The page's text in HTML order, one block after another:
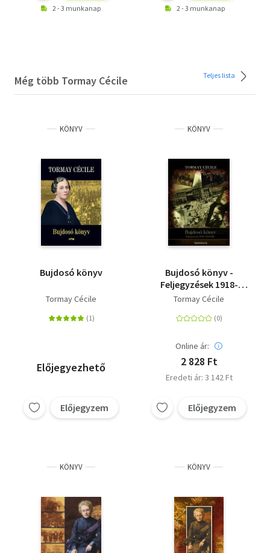
2 - 3 munkanap 2 - 3 munkanap
Még több Tormay Cécile Teljes lista
KÖNYV
Bujdosó könyv
Tormay Cécile
Előjegyezhető
Előjegyzem
KÖNYV
Bujdosó könyv -
Feljegyzések 1918-
1919-ből
Tormay Cécile
Online ár:
2 828 Ft
Eredeti ár: 3 142 Ft
Előjegyzem
KÖNYV KÖNYV